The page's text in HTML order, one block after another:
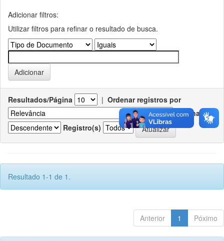
Adicionar filtros:
Utilizar filtros para refinar o resultado de busca.
Resultados/Página | Ordenar registros por
Ordenar
Registro(s)
Resultado 1-1 de 1.
Anterior 1 Póximo